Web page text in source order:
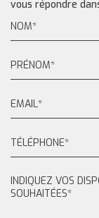
vous répondre